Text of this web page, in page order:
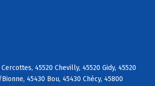
45520 Chevilly, 45520 Gidy, 45520
45430 Bou, 45430 Chécy, 45800